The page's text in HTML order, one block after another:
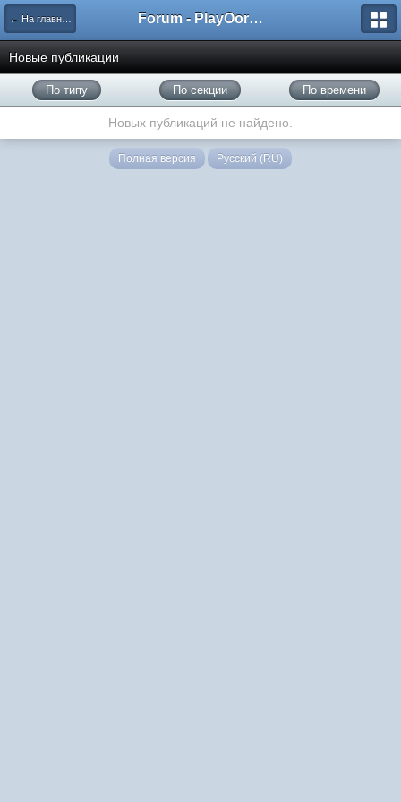
← На главную Forum - PlayOorbis.net
Новые публикации
По типу По секции По времени
Новых публикаций не найдено.
Полная версия Русский (RU)